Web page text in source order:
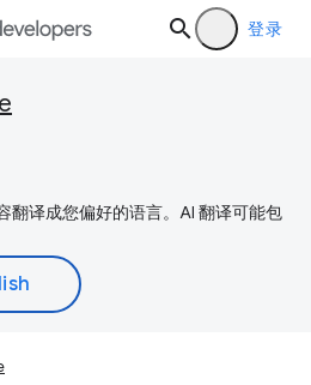
登录
翻译成您偏好的语言。AI 翻译可能包